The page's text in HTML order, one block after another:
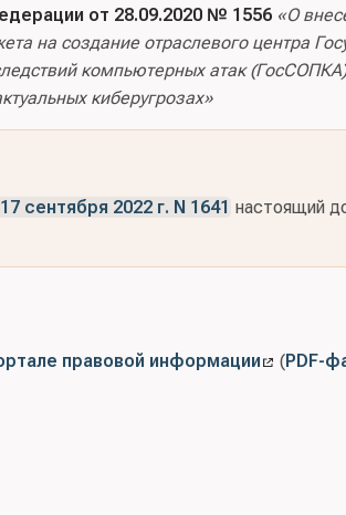
от 28.09.2020 № 1556 «О
на создание отраслевого центра
компьютерных атак
киберугрозах»
сентября 2022 г. N 1641 настоящий
правовой информации (PDF-